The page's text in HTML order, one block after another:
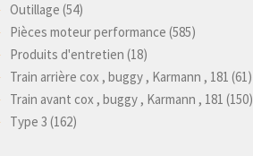
Outillage (54)
Pièces moteur performance (585)
Produits d'entretien (18)
Train arrière cox , buggy , Karmann , 181 (61)
Train avant cox , buggy , Karmann , 181 (150)
Type 3 (162)